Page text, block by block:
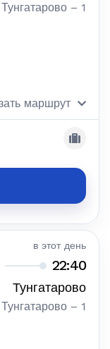
– 1
маршрут
в этот день
22:40
Тунгатарово
– 1